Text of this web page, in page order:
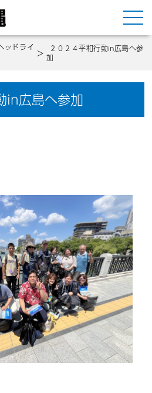
ッドライ >
２０２４平和行動in広島へ参
加
in広島へ参加